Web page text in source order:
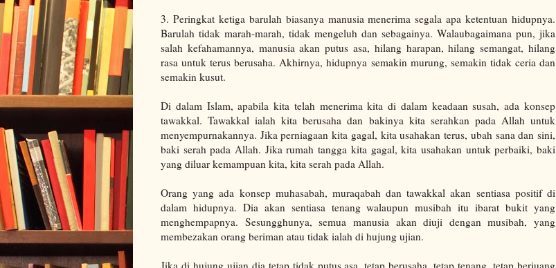
3. Peringkat ketiga barulah biasanya manusia menerima segala apa ketentuan hidupnya.
Barulah tidak marah-marah, tidak mengeluh dan sebagainya. Walaubagaimana pun, jika
salah kefahamannya, manusia akan putus asa, hilang harapan, hilang semangat, hilang
rasa untuk terus berusaha. Akhirnya, hidupnya semakin murung, semakin tidak ceria dan
semakin kusut.
Di dalam Islam, apabila kita telah menerima kita di dalam keadaan susah, ada konsep
tawakkal. Tawakkal ialah kita berusaha dan bakinya kita serahkan pada Allah untuk
menyempurnakannya. Jika perniagaan kita gagal, kita usahakan terus, ubah sana dan sini,
baki serah pada Allah. Jika rumah tangga kita gagal, kita usahakan untuk perbaiki, baki
yang diluar kemampuan kita, kita serah pada Allah.
Orang yang ada konsep muhasabah, muraqabah dan tawakkal akan sentiasa positif di
dalam hidupnya. Dia akan sentiasa tenang walaupun musibah itu ibarat bukit yang
menghempapnya. Sesungghunya, semua manusia akan diuji dengan musibah, yang
membezakan orang beriman atau tidak ialah di hujung ujian.
Jika di hujung ujian dia tetap tidak putus asa, tetap berusaha, tetap tenang, tetap berjuang